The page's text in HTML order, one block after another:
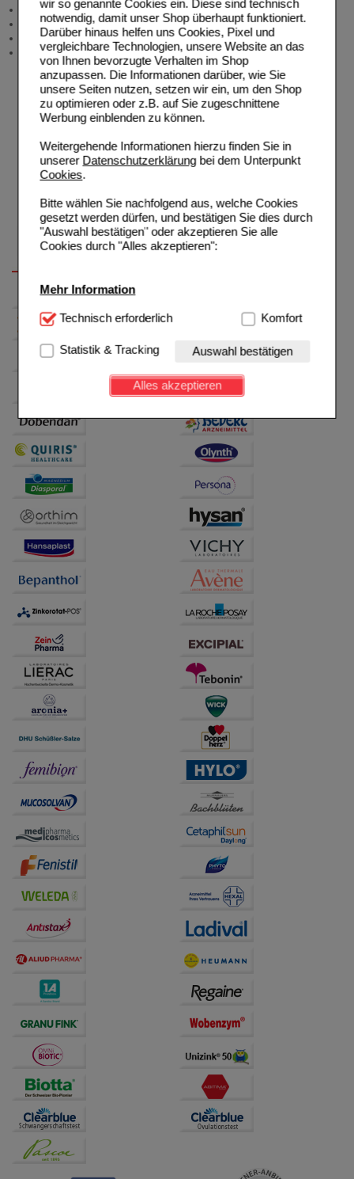
wir so genannte Cookies ein. Diese sind technisch
notwendig, damit unser Shop überhaupt funktioniert.
Darüber hinaus helfen uns Cookies, Pixel und
vergleichbare Technologien, unsere Website an das
von Ihnen bevorzugte Verhalten im Shop
anzupassen. Die Informationen darüber, wie Sie
unsere Seiten nutzen, setzen wir ein, um den Shop
zu optimieren oder z.B. auf Sie zugeschnittene
Werbung einblenden zu können.
Weitergehende Informationen hierzu finden Sie in
unserer Datenschutzerklärungbei dem Unterpunkt
Cookies.
Bitte wählen Sie nachfolgend aus, welche Cookies
gesetzt werden dürfen, und bestätigen Sie dies durch
"Auswahl bestätigen" oder akzeptieren Sie alle
Cookies durch "Alles akzeptieren":
Mehr Information
Technisch Notwendig:Hierbei handelt es sich um
Website notwendig sind (z.B. Navigation, Warenkorb,
Kundenkonto), weshalb auf diese nicht verzichtet
werden kann.
Einkaufserlebnis noch ansprechender zu gestalten,
beispielsweise für die Wiedererkennung des
Besuchers oder unsere Seite an bevorzugte
Verhaltensweisen (z.B. Spracheinstellung)
anzupassen. Komfort-Cookies ermöglichen es uns
auch auf Ihre Bedürfnisse zugeschrittene Inhalte
betreiben.
Statistik & Tracking:
Hierüber lassen sich
Informationen über die Art und Weise der Nutzung
unserer Website sammeln, mit deren Hilfe wir unsere
Website weiter für Sie optimieren können, den Inhalt
auf unserer Website aber auch die Werbung auf
Drittseiten möglichst relevant für Sie zu gestalten.
Bitte beachten Sie, dass Daten hierfür teilweise an
Dritte wie z.B. Google oder soziale Medien
Technisch erforderlich Komfort
Statistik & Tracking Auswahl bestätigen
Alles akzeptieren
Angebote & Downloads
Newsletter
Neukundenprämie
Stellenangebote